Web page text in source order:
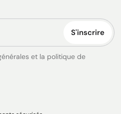
S'inscrire
et la politique de